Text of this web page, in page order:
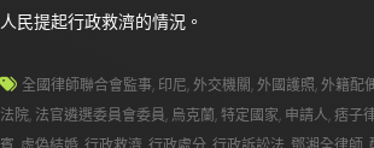
人民提起行政救濟的情況。
全國律師聯合會監事, 印尼,外交機關,外國護照,外籍配
法院, 法官遴選委員會委員 , 烏克蘭,特定國家, 申請人,痞子